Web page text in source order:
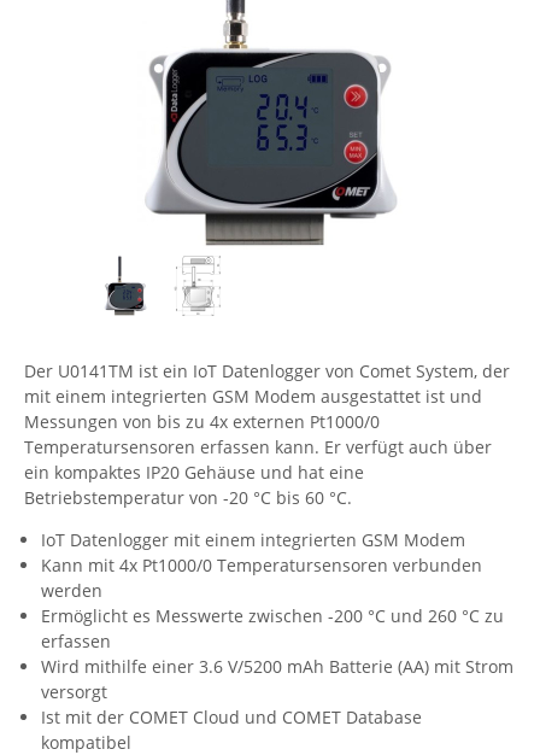
IP, WLAN & GSM Sensorik
IoT - Internet of Things
IPC, Industrielle Netzwerktechnik & WLAN
Industrielle Netzwerktechnik / Kommunikation
Industrielle Computer
Wi-Fi - WLAN - Wireless
IT Netzwerktechnik / Kommunikation
Serverräume
RMA / Rücksendung / Support
Contemporary Controls
Enginko - mcf88
Fokus Technologies
Gude
Guntermann & Drunck
High Sec Labs
HW group
Icron
IEC Lock
Ihse
Kerlink
Kramer Electronics
KVM TEC
Der U0141TM ist ein IoT Datenlogger von Comet System, der
mit einem integrierten GSM Modem ausgestattet ist und
Messungen von bis zu 4x externen Pt1000/0
Temperatursensoren erfassen kann. Er verfügt auch über
ein kompaktes IP20 Gehäuse und hat eine
Betriebstemperatur von -20 °C bis 60 °C.
IoT Datenlogger mit einem integrierten GSM Modem
Kann mit 4x Pt1000/0 Temperatursensoren verbunden
werden
Ermöglicht es Messwerte zwischen -200 °C und 260 °C zu
erfassen
Wird mithilfe einer 3.6 V/5200 mAh Batterie (AA) mit Strom
versorgt
Ist mit der COMET Cloud und COMET Database
kompatibel